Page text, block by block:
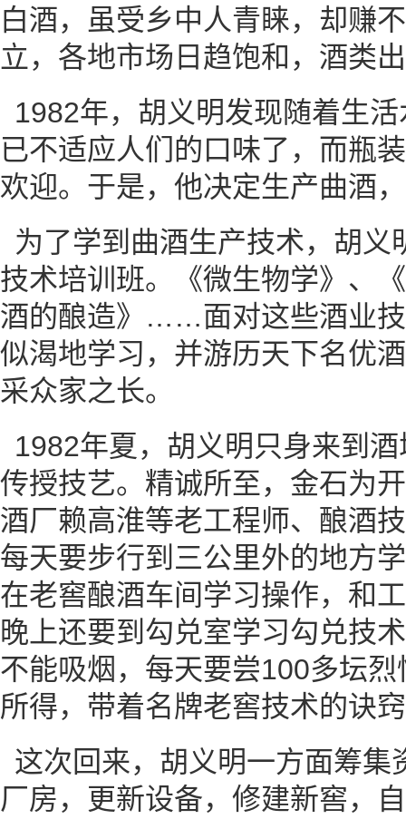
白酒，虽受乡中人青睐，却赚
立，各地市场日趋饱和，酒类
1982年，胡义明发现随着生
已不适应人们的口味了，而瓶
欢迎。于是，他决定生产曲酒
为了学到曲酒生产技术，胡义
技术培训班。《微生物学》、
酒的酿造》……面对这些酒业
似渴地学习，并游历天下名优
采众家之长。
1982年夏，胡义明只身来到
传授技艺。精诚所至，金石为
酒厂赖高淮等老工程师、酿酒
每天要步行到三公里外的地方
在老窖酿酒车间学习操作，和
晚上还要到勾兑室学习勾兑技
不能吸烟，每天要尝100多坛
所得，带着名牌老窖技术的诀
这次回来，胡义明一方面筹集
厂房，更新设备，修建新窖，